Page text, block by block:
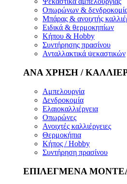
Οπωρώνων &
Μπάρας & ανοιχτής
Ειδικά & θερμοκηπίων
Κήπου & Hobby
Συντήρησης πρασίνου
Ανταλλακτικά ψεκαστικών
ΑΝΑ ΧΡΗΣΗ /
Αμπελουργία
Δενδροκομία
Ελαιοκαλλιέργεια
Οπωρώνες
Ανοιχτές καλλιέργειες
Θερμοκήπια
Κήπος / Hobby
Συντήρηση πρασίνου
ΕΠΙΛΕΓΜΕΝΑ